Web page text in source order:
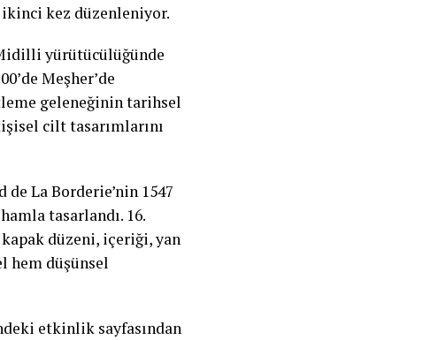
kez düzenleniyor.
yürütücülüğünde
Meşher’de
geleneğinin tarihsel
cilt tasarımlarını
La Borderie’nin 1547
tasarlandı. 16.
düzeni, içeriği, yan
hem düşünsel
etkinlik sayfasından